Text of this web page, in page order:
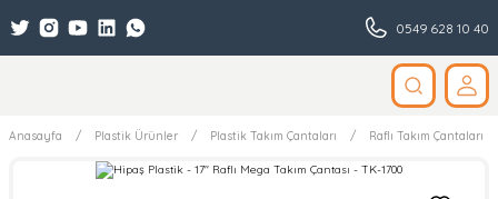
0549 628 10 40
Anasayfa Plastik Ürünler Plastik Takım Çantaları Raflı Takım Çantaları